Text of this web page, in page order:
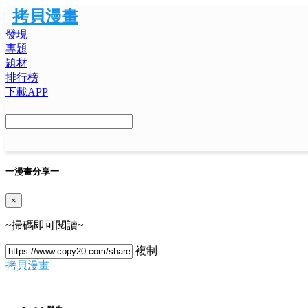
拷貝漫畫
發現
專題
題材
排行榜
下載APP
一漫畫分享一
×
~掃碼即可閱讀~
複制
拷貝漫畫